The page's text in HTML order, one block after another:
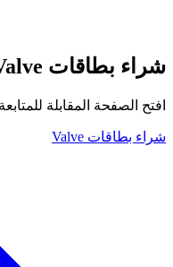
شراء بطاقات Valve
افتح الصفحة المقابلة
شراء بطاقات Valve